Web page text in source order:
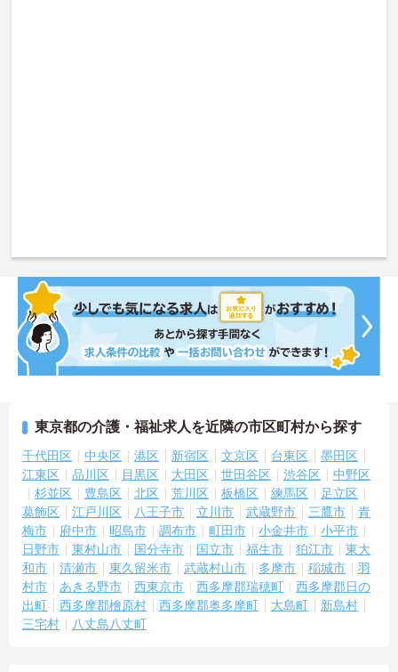
東京都の介護・福祉求人を近隣の市区町村から探す
千代田区 中央区 港区 新宿区 文京区 台東区
墨田区
江東区
品川区 目黒区 大田区 世田谷区 渋谷区
中野区
杉並区
豊島区 北区 荒川区 板橋区 練馬区
足立区
葛飾区
江戸川区 八王子市 立川市 武蔵野市 三鷹市
青
梅市
府中市 昭島市 調布市 町田市 小金井市
小平市
日野市
東村山市 国分寺市 国立市 福生市 狛江市
東大
和市
清瀬市 東久留米市 武蔵村山市 多摩市 稲城市
羽
村市
あきる野市 西東京市 西多摩郡瑞穂町
西多摩郡日の
出町
西多摩郡檜原村 西多摩郡奥多摩町 大島町
新島村
三宅村
八丈島八丈町